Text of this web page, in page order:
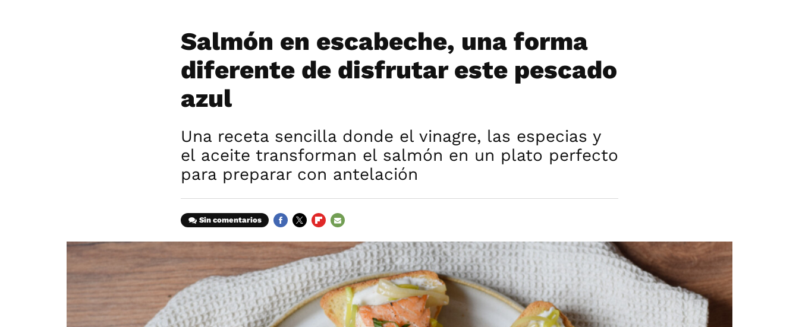
Salmón en escabeche, una forma
diferente de disfrutar este pescado
azul
Una receta sencilla donde el vinagre, las especias y
el aceite transforman el salmón en un plato perfecto
para preparar con antelación
Sin comentarios
MAIL